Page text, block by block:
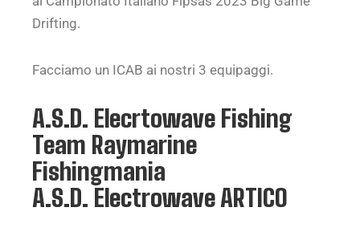
Drifting.
Facciamo un ICAB ai nostri 3 equipaggi.
A.S.D. Elecrtowave Fishing
Team Raymarine
Fishingmania
A.S.D. Electrowave ARTICO